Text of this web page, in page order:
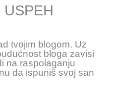
tvojim blogom. Uz
bloga zavisi
na raspolaganju
da ispuniš svoj san